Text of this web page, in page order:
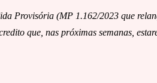
Provisória (MP 1.162/2023 que
que, nas próximas semanas,